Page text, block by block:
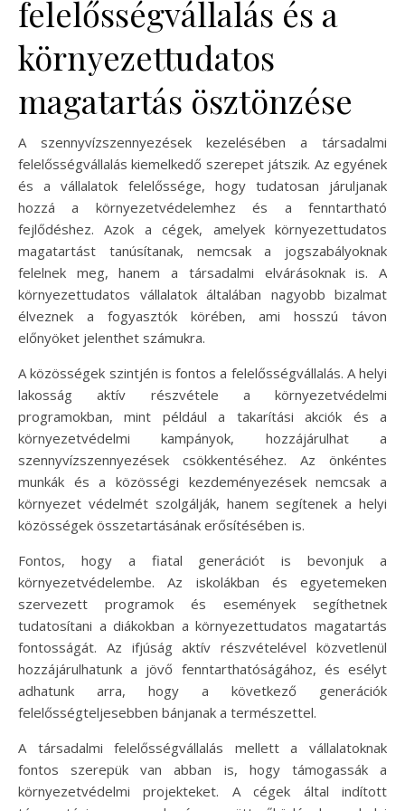
felelősségvállalás és a
környezettudatos
magatartás ösztönzése
A szennyvízszennyezések kezelésében a társadalmi
felelősségvállalás kiemelkedő szerepet játszik. Az egyének
és a vállalatok felelőssége, hogy tudatosan járuljanak
hozzá a környezetvédelemhez és a fenntartható
fejlődéshez. Azok a cégek, amelyek környezettudatos
magatartást tanúsítanak, nemcsak a jogszabályoknak
felelnek meg, hanem a társadalmi elvárásoknak is. A
környezettudatos vállalatok általában nagyobb bizalmat
élveznek a fogyasztók körében, ami hosszú távon
előnyöket jelenthet számukra.
A közösségek szintjén is fontos a felelősségvállalás. A helyi
lakosság aktív részvétele a környezetvédelmi
programokban, mint például a takarítási akciók és a
környezetvédelmi kampányok, hozzájárulhat a
szennyvízszennyezések csökkentéséhez. Az önkéntes
munkák és a közösségi kezdeményezések nemcsak a
környezet védelmét szolgálják, hanem segítenek a helyi
közösségek összetartásának erősítésében is.
Fontos, hogy a fiatal generációt is bevonjuk a
környezetvédelembe. Az iskolákban és egyetemeken
szervezett programok és események segíthetnek
tudatosítani a diákokban a környezettudatos magatartás
fontosságát. Az ifjúság aktív részvételével közvetlenül
hozzájárulhatunk a jövő fenntarthatóságához, és esélyt
adhatunk arra, hogy a következő generációk
felelősségteljesebben bánjanak a természettel.
A társadalmi felelősségvállalás mellett a vállalatoknak
fontos szerepük van abban is, hogy támogassák a
környezetvédelmi projekteket. A cégek által indított